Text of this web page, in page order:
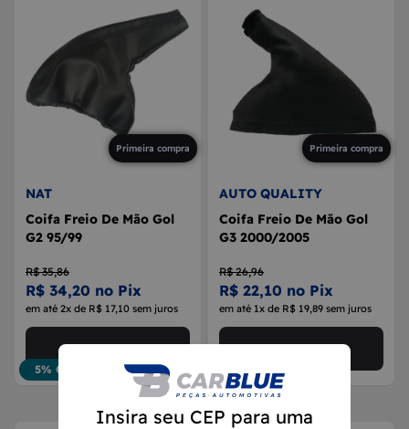
Insira seu CEP para uma
Primeira compra
NAT
Coifa Freio De Mão Gol
G2 95/99
R$ 35,86
R$ 34,20 no Pix
em até 2x de R$ 17,10 sem juros
5% OFF
Comprar agora
Primeira compra
AUTO QUALITY
Coifa Freio De Mão Gol
G3 2000/2005
R$ 26,96
R$ 22,10 no Pix
em até 1x de R$ 19,89 sem juros
Comprar agora